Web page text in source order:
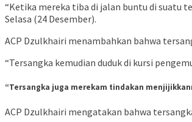
“Ketika mereka tiba di jalan buntu di suatu
Selasa (24 Desember).
ACP Dzulkhairi menambahkan bahwa
“Tersangka kemudian duduk di kursi
“Tersangka juga merekam tindakan
ACP Dzulkhairi mengatakan bahwa